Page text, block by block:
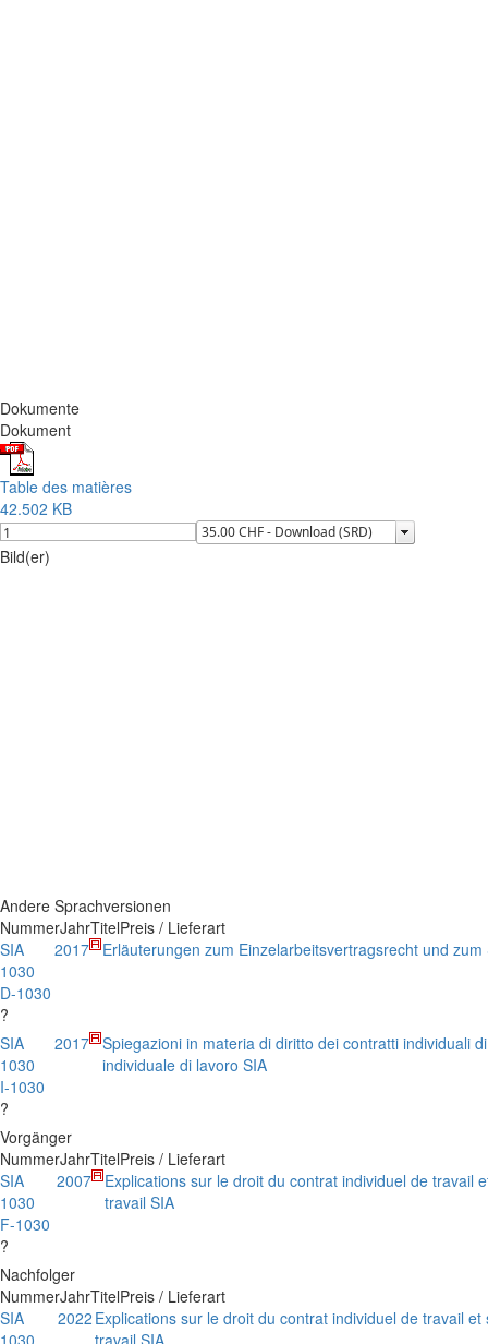
Dokumente
Dokument
Table des matières
42.502 KB
Bild(er)
Andere Sprachversionen
NummerJahrTitelPreis / Lieferart
SIA
1030
D-1030
?
2017 Erläuterungen zum Einzelarbeitsvertragsrecht und
SIA
1030
I-1030
?
2017 Spiegazioni in materia di diritto dei contratti individuali
individuale di lavoro SIA
Vorgänger
NummerJahrTitelPreis / Lieferart
SIA
1030
F-1030
?
2007
Explications sur le droit du contrat individuel de travail
travail SIA
Nachfolger
NummerJahrTitelPreis / Lieferart
SIA
1030
2022 Explications sur le droit du contrat individuel de travail
travail SIA